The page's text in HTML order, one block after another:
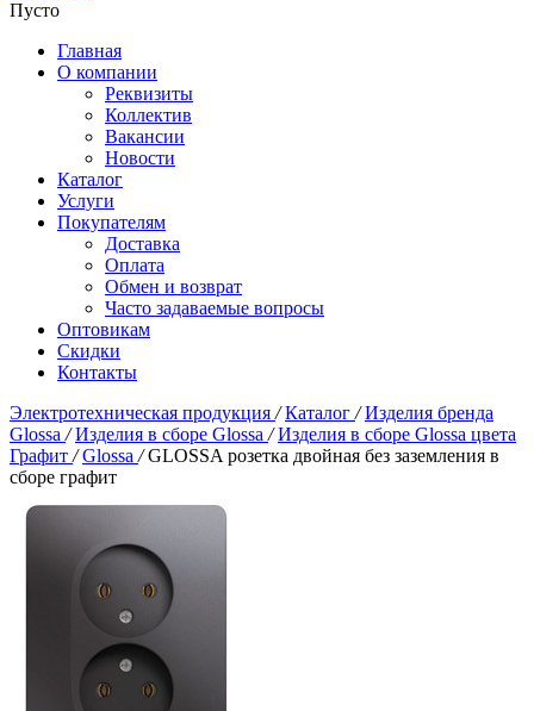
Пусто
Главная
О компании
Реквизиты
Коллектив
Вакансии
Новости
Каталог
Услуги
Покупателям
Доставка
Оплата
Обмен и возврат
Часто задаваемые вопросы
Оптовикам
Скидки
Контакты
Электротехническая продукция / Каталог / Изделия бренда
Glossa / Изделия в сборе Glossa / Изделия в сборе Glossa цвета
Графит / Glossa / GLOSSA розетка двойная без заземления в
сборе графит